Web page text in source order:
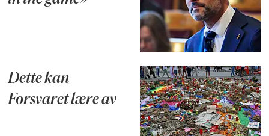
Dette kan
Forsvaret lære av